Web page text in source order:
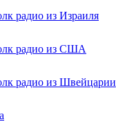
радио из Израиля
радио из США
радио из Швейцарии